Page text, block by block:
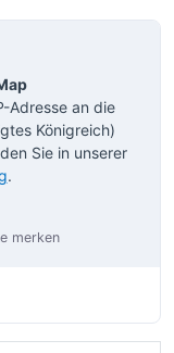
Adresse an die
Königreich)
Sie in unserer
.
merken